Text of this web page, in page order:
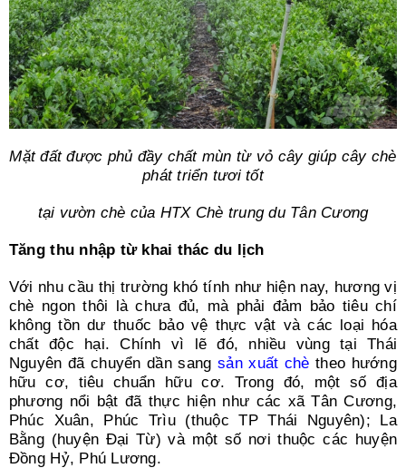
Mặt đất được phủ đầy chất mùn từ vỏ cây giúp cây chè
phát triển tươi tốt
tại vườn chè của HTX Chè trung du Tân Cương
Tăng thu nhập từ khai thác du lịch
Với nhu cầu thị trường khó tính như hiện nay, hương vị
chè ngon thôi là chưa đủ, mà phải đảm bảo tiêu chí
không tồn dư thuốc bảo vệ thực vật và các loại hóa
chất độc hại. Chính vì lẽ đó, nhiều vùng tại Thái
Nguyên đã chuyển dần sangsản xuất chè theo hướng
hữu cơ, tiêu chuẩn hữu cơ. Trong đó, một số địa
phương nổi bật đã thực hiện như các xã Tân Cương,
Phúc Xuân, Phúc Trìu (thuộc TP Thái Nguyên); La
Bằng (huyện Đại Từ) và một số nơi thuộc các huyện
Đồng Hỷ, Phú Lương.